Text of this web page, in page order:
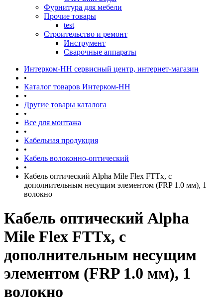
Фурнитура для мебели
Прочие товары
test
Строительство и ремонт
Инструмент
Сварочные аппараты
Интерком-НН сервисный центр, интернет-магазин
•
Каталог товаров Интерком-НН
•
Другие товары каталога
•
Все для монтажа
•
Кабельная продукция
•
Кабель волоконно-оптический
•
Кабель оптический Alpha Mile Flex FTTx, с
дополнительным несущим элементом (FRP 1.0 мм), 1
волокно
Кабель оптический Alpha
Mile Flex FTTx, с
дополнительным несущим
элементом (FRP 1.0 мм), 1
волокно